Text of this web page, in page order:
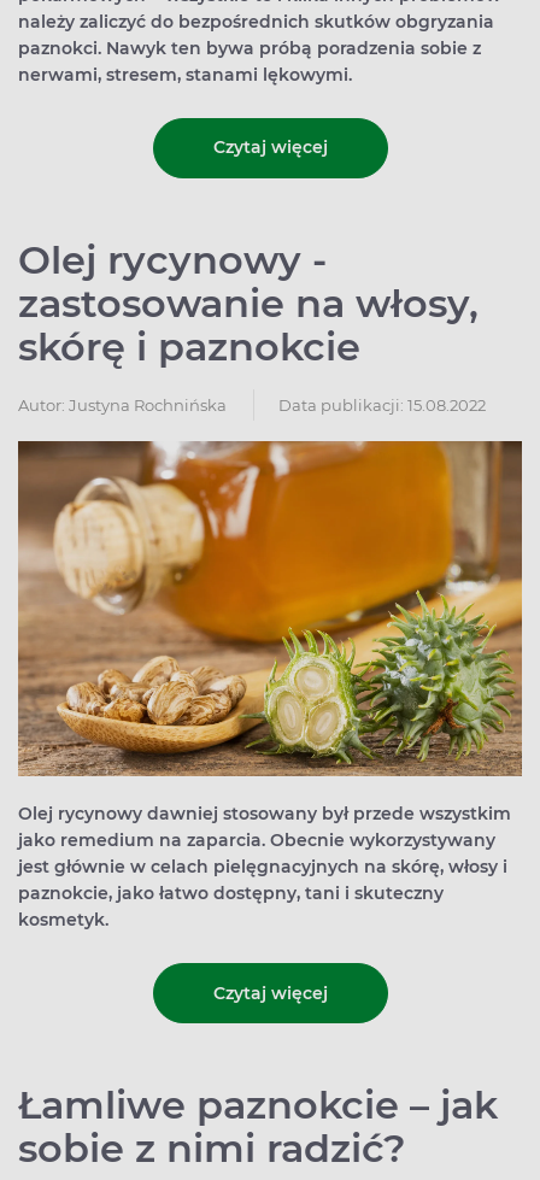
należy zaliczyć do bezpośrednich skutków obgryzania
paznokci. Nawyk ten bywa próbą poradzenia sobie z
nerwami, stresem, stanami lękowymi.
Czytaj więcej
Olej rycynowy -
zastosowanie na włosy,
skórę i paznokcie
Autor: Justyna Rochnińska Data publikacji: 15.08.2022
Olej rycynowy dawniej stosowany był przede wszystkim
jako remedium na zaparcia. Obecnie wykorzystywany
jest głównie w celach pielęgnacyjnych na skórę, włosy i
paznokcie, jako łatwo dostępny, tani i skuteczny
kosmetyk.
Czytaj więcej
Łamliwe paznokcie – jak
sobie z nimi radzić?